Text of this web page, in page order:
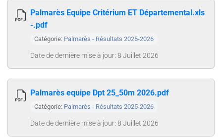
Palmarès Equipe Critérium ET Départemental.xls
-.pdf
Catégorie: Palmarès - Résultats 2025-2026
Date de dernière mise à jour: 8 Juillet 2026
Palmarès equipe Dpt 25_50m 2026.pdf
Catégorie: Palmarès - Résultats 2025-2026
Date de dernière mise à jour: 8 Juillet 2026